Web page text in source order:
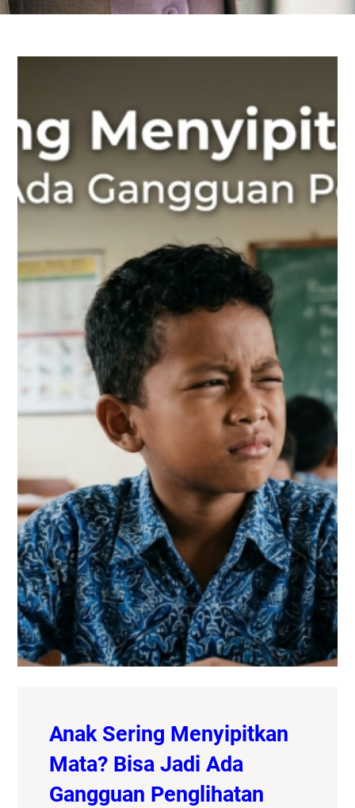
Anak Sering Menyipitkan
Mata? Bisa Jadi Ada
Gangguan Penglihatan